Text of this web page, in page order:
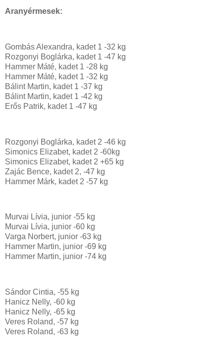
Aranyérmesek:
Gombás Alexandra, kadet 1 -32 kg
Rozgonyi Boglárka, kadet 1 -47 kg
Hammer Máté, kadet 1 -28 kg
Hammer Máté, kadet 1 -32 kg
Bálint Martin, kadet 1 -37 kg
Bálint Martin, kadet 1 -42 kg
Erős Patrik, kadet 1 -47 kg
Rozgonyi Boglárka, kadet 2 -46 kg
Simonics Elizabet, kadet 2 -60kg
Simonics Elizabet, kadet 2 +65 kg
Zajác Bence, kadet 2, -47 kg
Hammer Márk, kadet 2 -57 kg
Murvai Lívia, junior -55 kg
Murvai Lívia, junior -60 kg
Varga Norbert, junior -63 kg
Hammer Martin, junior -69 kg
Hammer Martin, junior -74 kg
Sándor Cintia, -55 kg
Hanicz Nelly, -60 kg
Hanicz Nelly, -65 kg
Veres Roland, -57 kg
Veres Roland, -63 kg